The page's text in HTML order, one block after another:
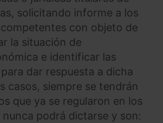
solicitando informe a los
con objeto de
la situación de
e identificar las
dar respuesta a dicha
casos, siempre se tendrán
que ya se regularon en los
nunca podrá dictarse y son: